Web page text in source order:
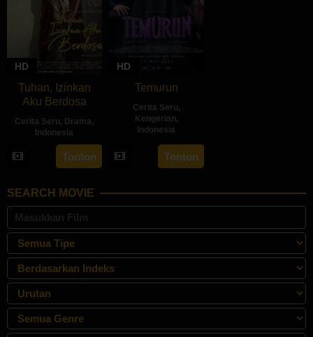
HD
Tuhan, Izinkan
Aku Berdosa
Cerita Seru, Drama,
Indonesia
22
May
Feyhero
Tonton
HD
Temurun
Cerita Seru,
Kengerian,
Indonesia
30
May
Inarah
Syarafina
Tonton
SEARCH MOVIE